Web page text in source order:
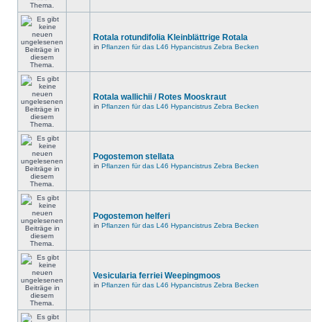
Rotala rotundifolia Kleinblättrige Rotala
in Pflanzen für das L46 Hypancistrus Zebra Becken
Rotala wallichii / Rotes Mooskraut
in Pflanzen für das L46 Hypancistrus Zebra Becken
Pogostemon stellata
in Pflanzen für das L46 Hypancistrus Zebra Becken
Pogostemon helferi
in Pflanzen für das L46 Hypancistrus Zebra Becken
Vesicularia ferriei Weepingmoos
in Pflanzen für das L46 Hypancistrus Zebra Becken